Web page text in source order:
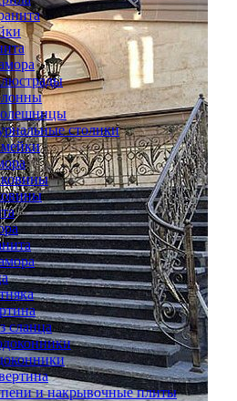
столики
сланца
и накрывочные плиты